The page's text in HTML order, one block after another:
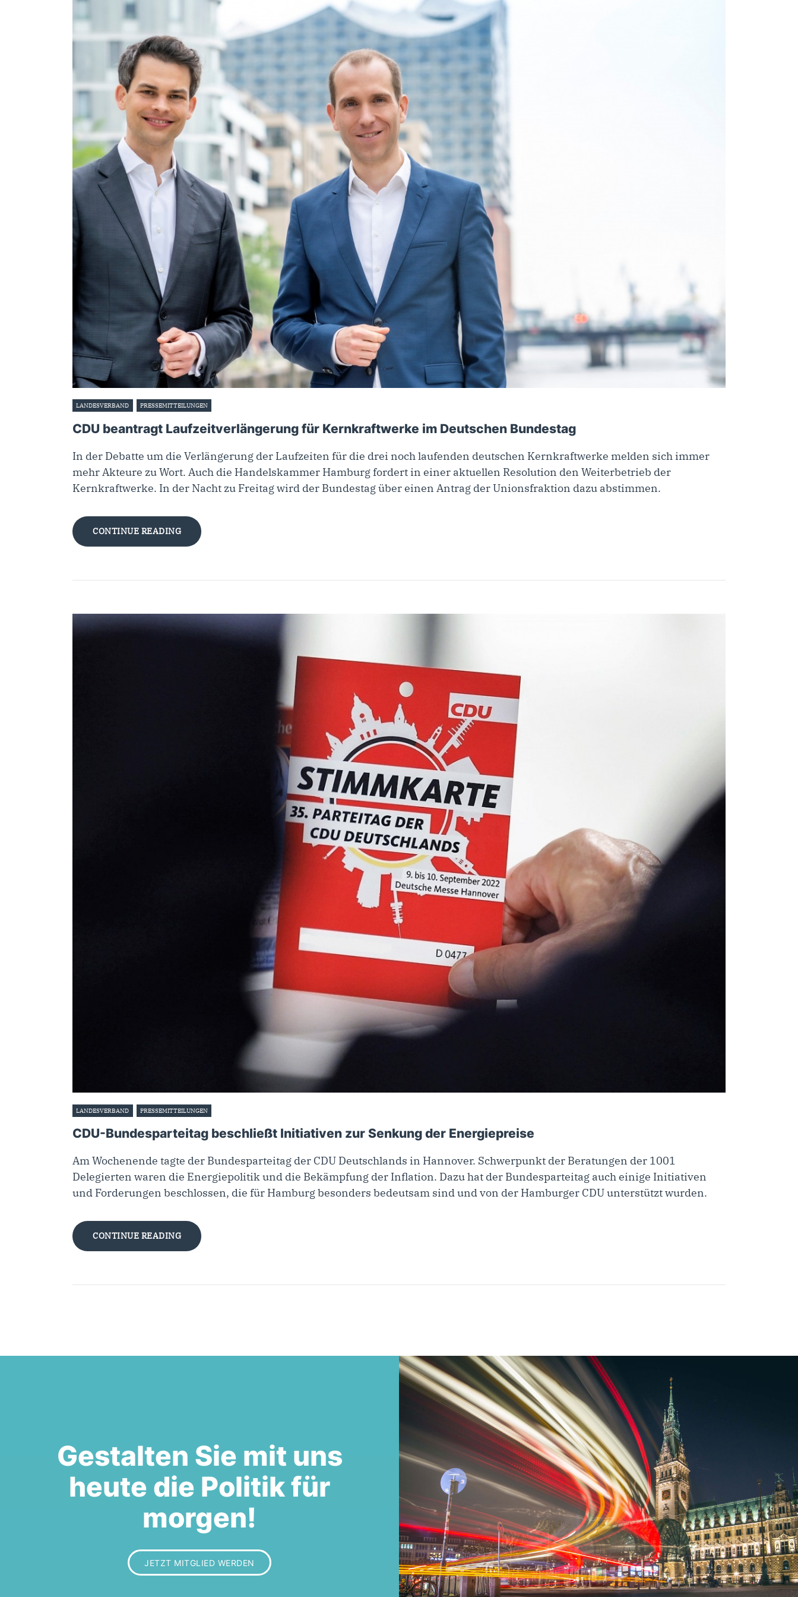
LANDESVERBAND PRESSEMITTEILUNGEN
CDU beantragt Laufzeitverlängerung für Kernkraftwerke im Deutschen Bundestag
In der Debatte um die Verlängerung der Laufzeiten für die drei noch laufenden deutschen Kernkraftwerke melden sich immer
mehr Akteure zu Wort. Auch die Handelskammer Hamburg fordert in einer aktuellen Resolution den Weiterbetrieb der
Kernkraftwerke. In der Nacht zu Freitag wird der Bundestag über einen Antrag der Unionsfraktion dazu abstimmen.
CONTINUE READING
LANDESVERBAND PRESSEMITTEILUNGEN
CDU-Bundesparteitag beschließt Initiativen zur Senkung der Energiepreise
Am Wochenende tagte der Bundesparteitag der CDU Deutschlands in Hannover. Schwerpunkt der Beratungen der 1001
Delegierten waren die Energiepolitik und die Bekämpfung der Inflation. Dazu hat der Bundesparteitag auch einige Initiativen
und Forderungen beschlossen, die für Hamburg besonders bedeutsam sind und von der Hamburger CDU unterstützt wurden.
CONTINUE READING
Gestalten Sie mit uns
heute die Politik für
morgen!
JETZT MITGLIED WERDEN